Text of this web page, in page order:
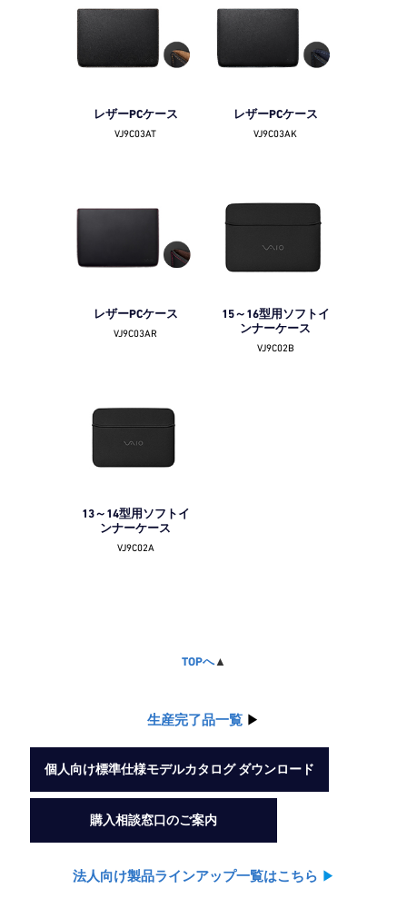
レザーPCケース
VJ9C03AT
レザーPCケース
VJ9C03AK
レザーPCケース
VJ9C03AR
15～16型用ソフトイ
ンナーケース
VJ9C02B
13～14型用ソフトイ
ンナーケース
VJ9C02A
TOPへ▲
生産完了品一覧 ▶︎
個人向け標準仕様モデルカタログ ダウンロード
購入相談窓口のご案内
法人向け製品ラインアップ一覧はこちら ▶︎